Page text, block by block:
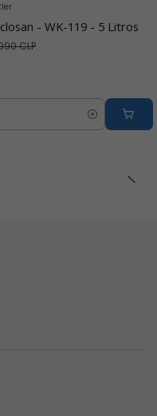
- WK-119 - 5 Litros
CLP